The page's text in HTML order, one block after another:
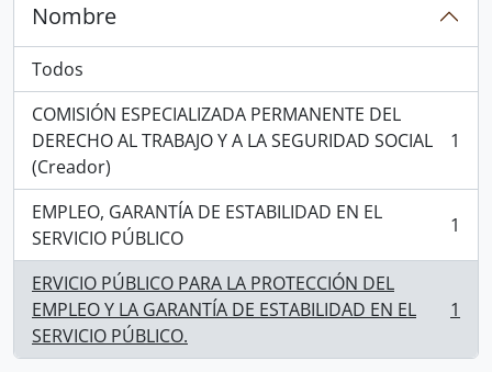
Nombre
Todos
COMISIÓN ESPECIALIZADA PERMANENTE DEL
DERECHO AL TRABAJO Y A LA SEGURIDAD SOCIAL
(Creador)
, 1 resultados 1
EMPLEO, GARANTÍA DE ESTABILIDAD EN EL
SERVICIO PÚBLICO
, 1 resultados 1
ERVICIO PÚBLICO PARA LA PROTECCIÓN DEL
EMPLEO Y LA GARANTÍA DE ESTABILIDAD EN EL
SERVICIO PÚBLICO.
, 1 resultados 1